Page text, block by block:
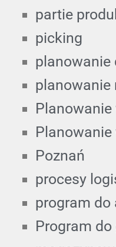
partie
picking
planowanie
planowanie
Planowanie
Planowanie
Poznań
procesy
program
Program